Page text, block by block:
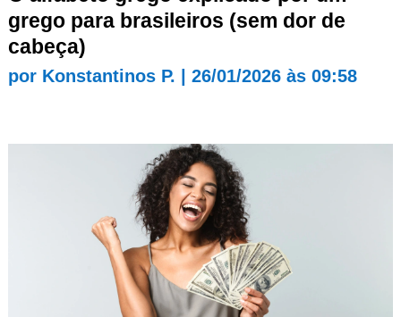
grego para brasileiros (sem dor de
cabeça)
por Konstantinos P. 26/01/2026 às 09:58